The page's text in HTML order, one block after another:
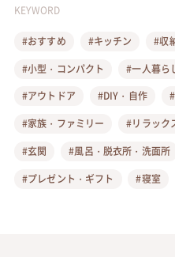
KEYWORD
#おすすめ #キッチン #収
#小型・コンパクト
#一人暮ら
#アウトドア
#DIY・自作
#家族・ファミリー
#リラック
#玄関
#風呂・脱衣所・洗面所
#プレゼント・ギフト
#寝室